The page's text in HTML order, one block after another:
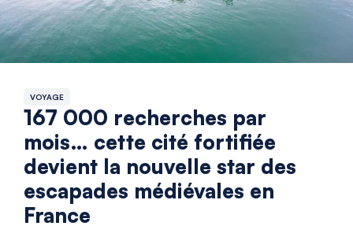
VOYAGE
167 000 recherches par
mois… cette cité fortifiée
devient la nouvelle star des
escapades médiévales en
France